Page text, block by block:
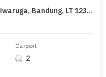
Rumah Siap Pakai di Kawasan Ciwaruga, Bandung, LT 123m²
Carport
2